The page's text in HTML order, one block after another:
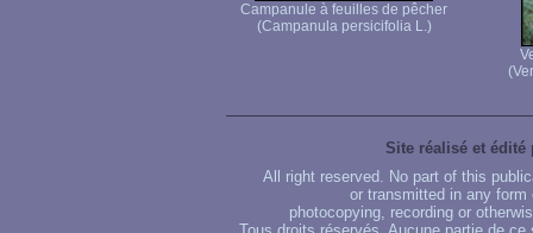
Campanule à feuilles de pêcher
(Campanula persicifolia L.)
Site réalisé et édité
All right reserved. No part of this
or transmitted in any
photocopying, recording or